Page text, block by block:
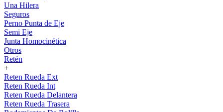
Una Hilera
Seguros
Perno Punta de Eje
Semi Eje
Junta Homocinética
Otros
Retén
+
Reten Rueda Ext
Reten Rueda Int
Reten Rueda Delantera
Reten Rueda Trasera